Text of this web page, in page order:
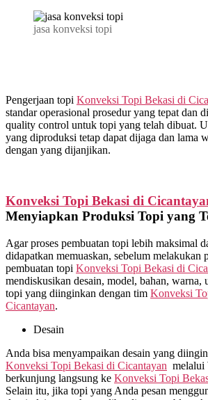
jasa konveksi topi
Pengerjaan topi Konveksi Topi Bekasi di
standar operasional prosedur yang tepat dan
quality control untuk topi yang telah dibuat.
yang diproduksi tetap dapat dijaga dan lama
dengan yang dijanjikan.
Konveksi Topi Bekasi di
Menyiapkan Produksi Topi yang
Agar proses pembuatan topi lebih maksimal
didapatkan memuaskan, sebelum melakukan
pembuatan topi Konveksi Topi Bekasi di
mendiskusikan desain, model, bahan, warna,
topi yang diinginkan dengan tim Konveksi
Cicantayan.
Desain
Anda bisa menyampaikan desain yang
Konveksi Topi Bekasi di Cicantayan melalui
berkunjung langsung ke Konveksi Topi
Selain itu, jika topi yang Anda pesan